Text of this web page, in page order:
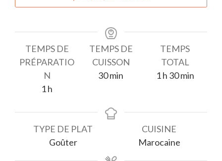
TEMPS DE
PRÉPARATIO
N
1heure
h
TEMPS DE
CUISSON
30minutes
min
TEMPS
TOTAL
1heure
h 30minutes
min
TYPE DE PLAT
Goûter
CUISINE
Marocaine